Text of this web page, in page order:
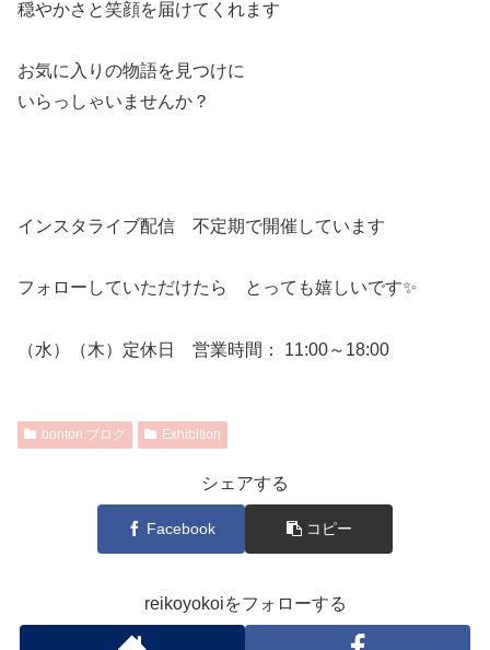
穏やかさと笑顔を届けてくれます
お気に入りの物語を見つけに
いらっしゃいませんか？
インスタライブ配信 不定期で開催しています
フォローしていただけたら とっても嬉しいです✨
（水）（木）定休日 営業時間： 11:00～18:00
bonton.ブログ Exhibition
シェアする
Facebook コピー
reikoyokoiをフォローする